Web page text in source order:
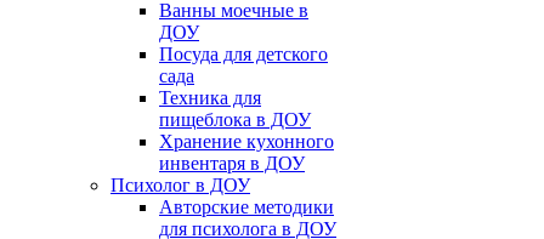
Ванны моечные в
ДОУ
Посуда для детского
сада
Техника для
пищеблока в ДОУ
Хранение кухонного
инвентаря в ДОУ
Психолог в ДОУ
Авторские методики
для психолога в ДОУ